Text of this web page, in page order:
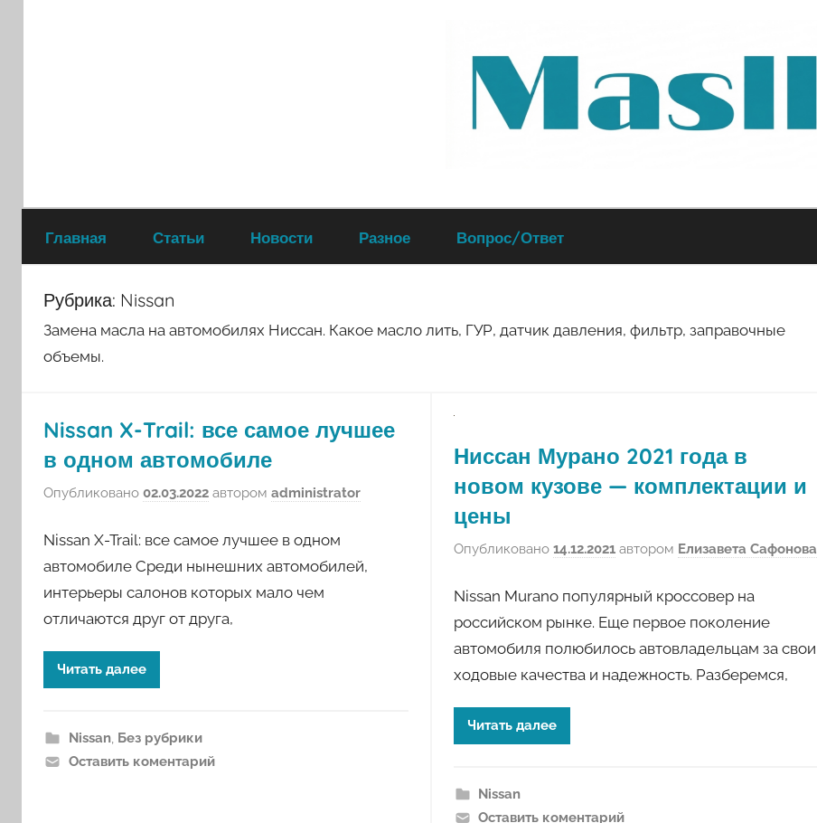
Руководство
по
авто
Главная Статьи Новости Разное Вопрос/Ответ
Рубрика: Nissan
Замена масла на автомобилях Ниссан. Какое масло лить, ГУР, датчик давления, фильтр, заправочные
объемы.
Nissan X-Trail: все самое лучшее
в одном автомобиле
Опубликовано 02.03.2022 автором administrator
Nissan X-Trail: все самое лучшее в одном
автомобиле Среди нынешних автомобилей,
интерьеры салонов которых мало чем
отличаются друг от друга,
Читать далее
Nissan, Без рубрики
Оставить коментарий
Ниссан Мурано 2021 года в
новом кузове — комплектации и
цены
Опубликовано 14.12.2021автором Елизавета Сафонова
Nissan Murano популярный кроссовер на
российском рынке. Еще первое поколение
автомобиля полюбилось автовладельцам за свои
ходовые качества и надежность. Разберемся,
Читать далее
Nissan
Оставить коментарий